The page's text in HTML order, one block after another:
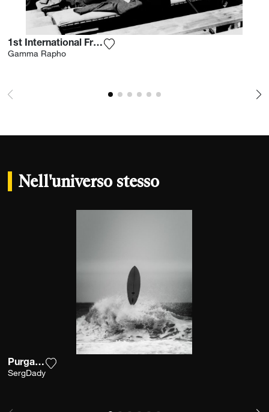
1st International French Open 1928
Gamma Rapho
Nell'universo stesso
Purgatory
SergDady